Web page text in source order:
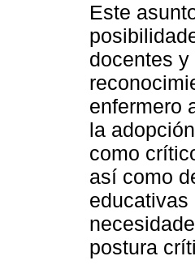
Este
docentes
enfermero
la
como
así como
educativas
postura